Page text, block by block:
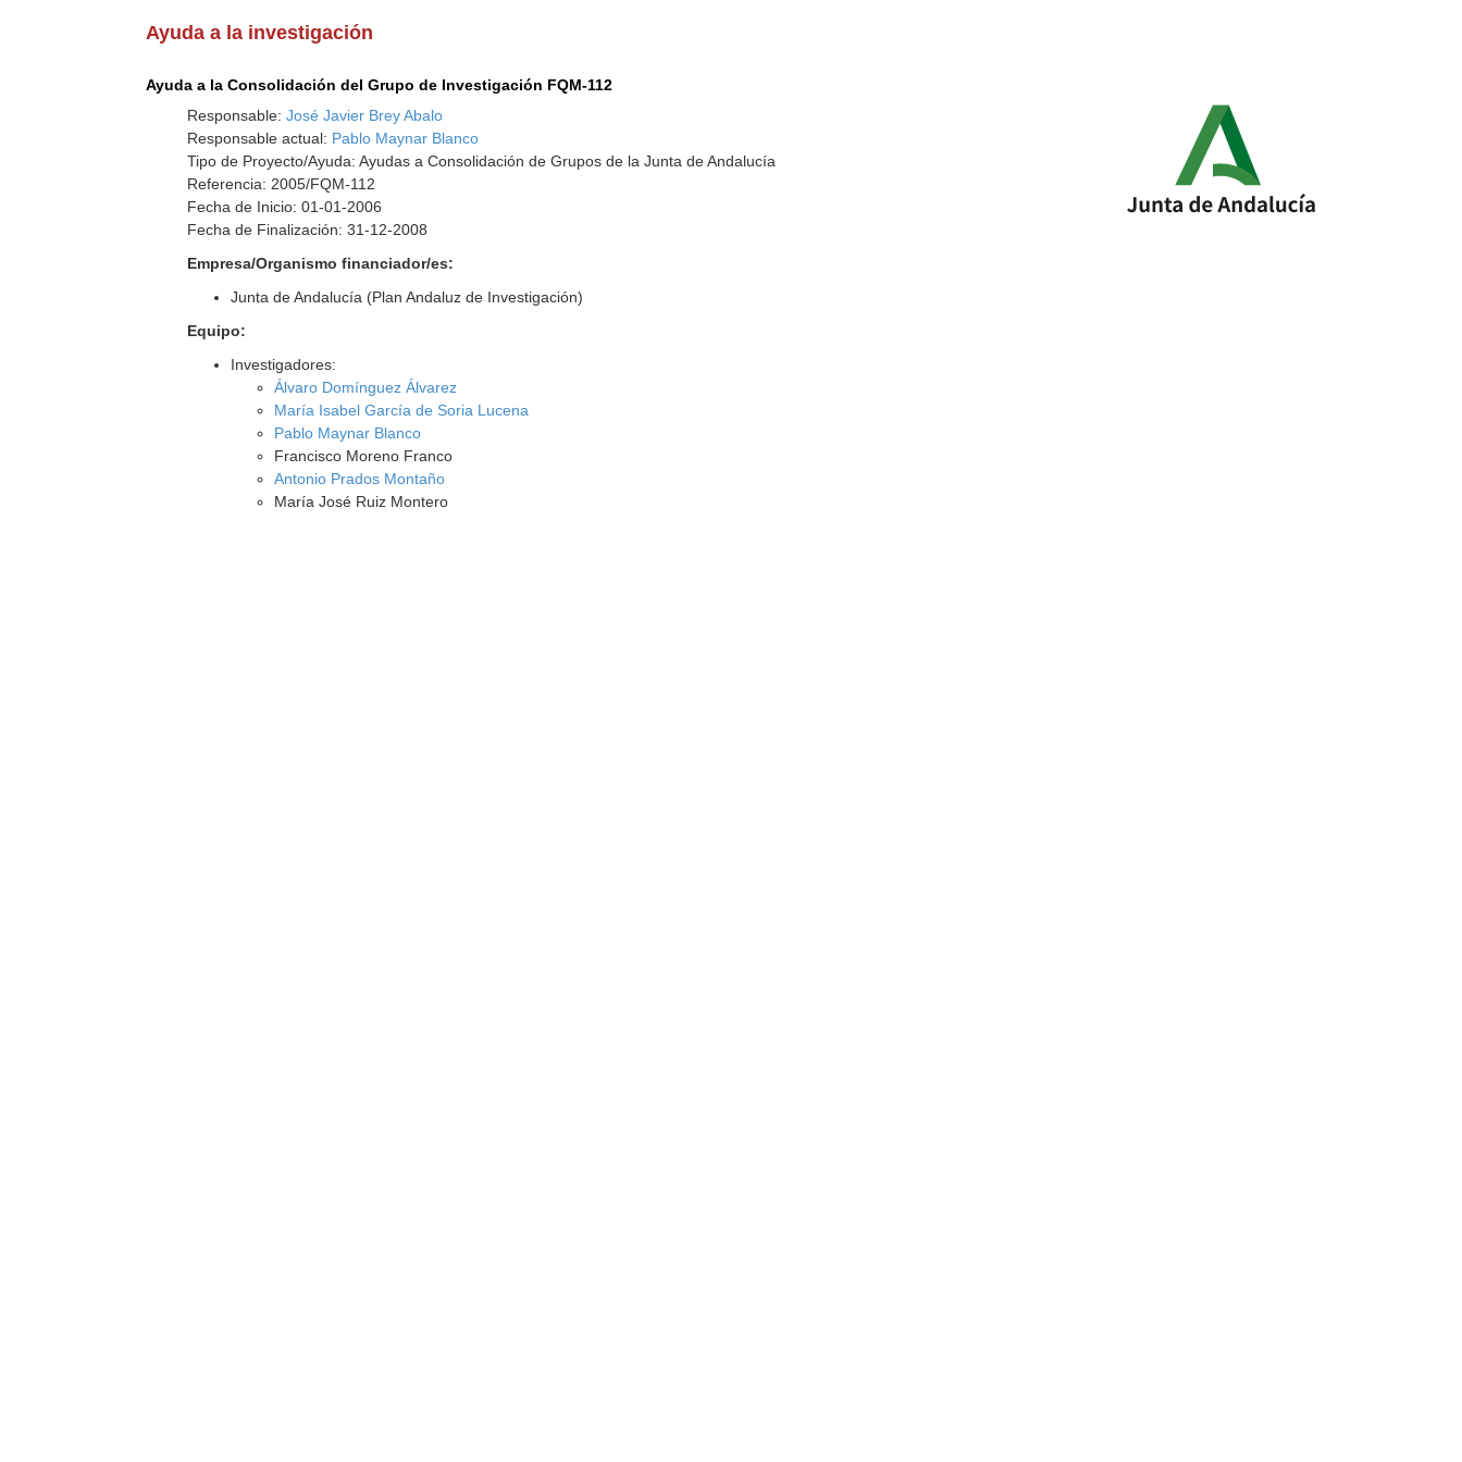
Ayuda a la investigación
Ayuda a la Consolidación del Grupo de Investigación FQM-112
Responsable:José Javier Brey Abalo
Responsable actual: Pablo Maynar Blanco
Tipo de Proyecto/Ayuda: Ayudas a Consolidación de Grupos de la Junta de Andalucía
Referencia: 2005/FQM-112
Fecha de Inicio: 01-01-2006
Fecha de Finalización: 31-12-2008
Empresa/Organismo financiador/es:
Junta de Andalucía (Plan Andaluz de Investigación)
Equipo:
Investigadores:
Álvaro Domínguez Álvarez
María Isabel García de Soria Lucena
Pablo Maynar Blanco
Francisco Moreno Franco
Antonio Prados Montaño
María José Ruiz Montero